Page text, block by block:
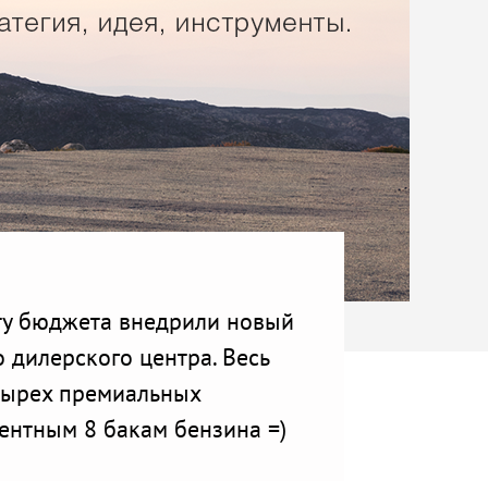
бюджета внедрили новый
дилерского центра. Весь
премиальных
8 бакам бензина =)